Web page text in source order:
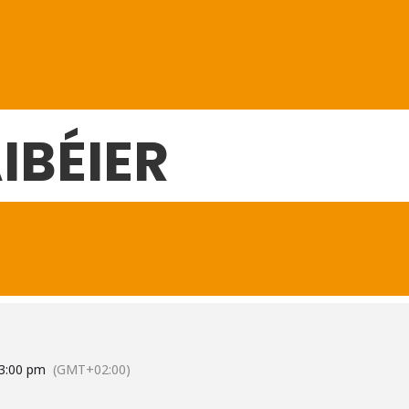
pm (GMT+02:00)